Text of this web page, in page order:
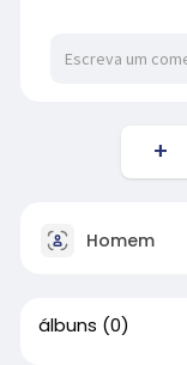
Homem
álbuns (0)